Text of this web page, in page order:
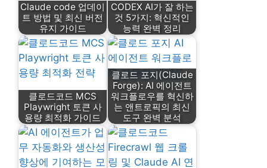
Claude code 업데이
트 방법 및 최신 버전
유지 가이드
CODEX AI가 잘 하는
것 5가지: 혁신적인
능력 완벽 정리
클로드코드 MCS
Playwright 토큰 사
용량 최적화 가이드
클로드 포지(Claude
Forge): AI 에이전트
워크플로우를 혁신하
는 앤트로픽의 최신
도구 완벽 분석